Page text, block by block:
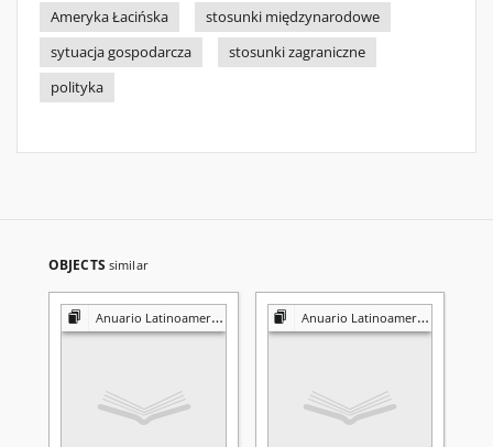
Ameryka Łacińska
stosunki międzynarodowe
sytuacja gospodarcza
stosunki zagraniczne
polityka
OBJECTS similar
Anuario Latinoamericano Anuario Latinoamericano